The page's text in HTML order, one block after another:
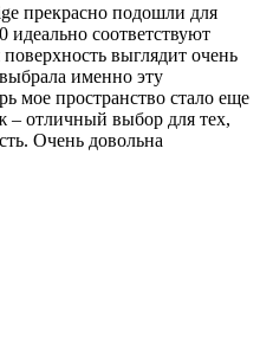
прекрасно подошли для
идеально соответствуют
выглядит очень
именно эту
мое пространство стало еще
– отличный выбор для тех,
Очень довольна